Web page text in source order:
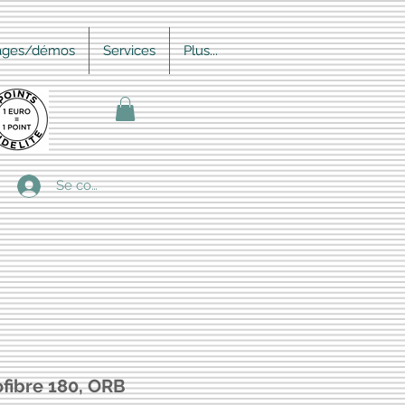
démos Services Plus...
Se connecter
180, ORB